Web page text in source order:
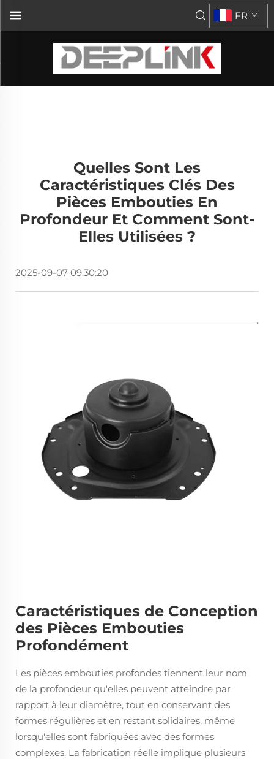
FR
Quelles Sont Les
Caractéristiques Clés Des
Pièces Embouties En
Profondeur Et Comment Sont-
Elles Utilisées ?
2025-09-07 09:30:20
Caractéristiques de Conception
des Pièces Embouties
Profondément
Les pièces embouties profondes tiennent leur nom
de la profondeur qu'elles peuvent atteindre par
rapport à leur diamètre, tout en conservant des
formes régulières et en restant solidaires, même
lorsqu'elles sont fabriquées avec des formes
complexes. La fabrication réelle implique plusieurs